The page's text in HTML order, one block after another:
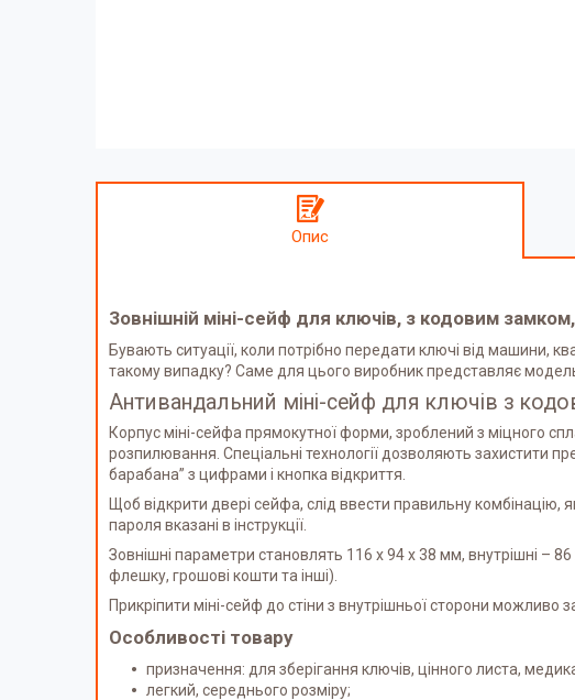
Опис
Зовнішній міні-сейф для ключів, з кодовим
Бувають ситуації, коли потрібно передати ключі від машини,
такому випадку? Саме для цього виробник представляє
Антивандальний міні-сейф для ключів з
Корпус міні-сейфа прямокутної форми, зроблений з міцного
розпилювання. Спеціальні технології дозволяють захистити
барабана” з цифрами і кнопка відкриття.
Щоб відкрити двері сейфа, слід ввести правильну
пароля вказані в інструкції.
Зовнішні параметри становлять 116 х 94 х 38 мм, внутрішні –
флешку, грошові кошти та інші).
Прикріпити міні-сейф до стіни з внутрішньої сторони
Особливості товару
призначення: для зберігання ключів, цінного листа,
легкий, середнього розміру;